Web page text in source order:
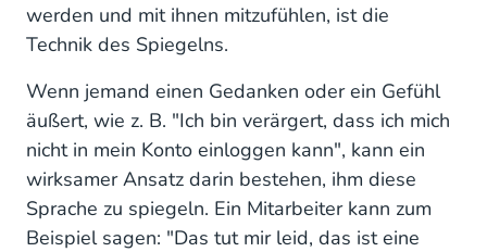
werden und mit ihnen mitzufühlen, ist die
Technik des Spiegelns.
Wenn jemand einen Gedanken oder ein Gefühl
äußert, wie z. B. "Ich bin verärgert, dass ich mich
nicht in mein Konto einloggen kann", kann ein
wirksamer Ansatz darin bestehen, ihm diese
Sprache zu spiegeln. Ein Mitarbeiter kann zum
Beispiel sagen: "Das tut mir leid, das ist eine